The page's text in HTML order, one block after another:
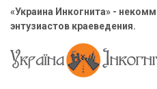
«Украина Инкогнита» -
энтузиастов краеведения.